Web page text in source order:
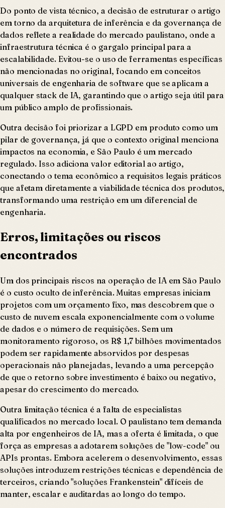
Do ponto de vista técnico, a decisão de estruturar o artigo
em torno da arquitetura de inferência e da governança de
dados reflete a realidade do mercado paulistano, onde a
infraestrutura técnica é o gargalo principal para a
escalabilidade. Evitou-se o uso de ferramentas específicas
não mencionadas no original, focando em conceitos
universais de engenharia de software que se aplicam a
qualquer stack de IA, garantindo que o artigo seja útil para
um público amplo de profissionais.
Outra decisão foi priorizar a LGPD em produto como um
pilar de governança, já que o contexto original menciona
impactos na economia, e São Paulo é um mercado
regulado. Isso adiciona valor editorial ao artigo,
conectando o tema econômico a requisitos legais práticos
que afetam diretamente a viabilidade técnica dos produtos,
transformando uma restrição em um diferencial de
engenharia.
Erros, limitações ou riscos
encontrados
Um dos principais riscos na operação de IA em São Paulo
é o custo oculto de inferência. Muitas empresas iniciam
projetos com um orçamento fixo, mas descobrem que o
custo de nuvem escala exponencialmente com o volume
de dados e o número de requisições. Sem um
monitoramento rigoroso, os R$ 1,7 bilhões movimentados
podem ser rapidamente absorvidos por despesas
operacionais não planejadas, levando a uma percepção
de que o retorno sobre investimento é baixo ou negativo,
apesar do crescimento do mercado.
Outra limitação técnica é a falta de especialistas
qualificados no mercado local. O paulistano tem demanda
alta por engenheiros de IA, mas a oferta é limitada, o que
força as empresas a adotarem soluções de "low-code" ou
APIs prontas. Embora acelerem o desenvolvimento, essas
soluções introduzem restrições técnicas e dependência de
terceiros, criando "soluções Frankenstein" difíceis de
manter, escalar e auditardas ao longo do tempo.